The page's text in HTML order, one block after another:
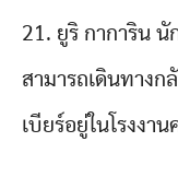
21. ยูริ กาการิน
สามารถเดินทางก
เบียร์อยู่ในโรงงา